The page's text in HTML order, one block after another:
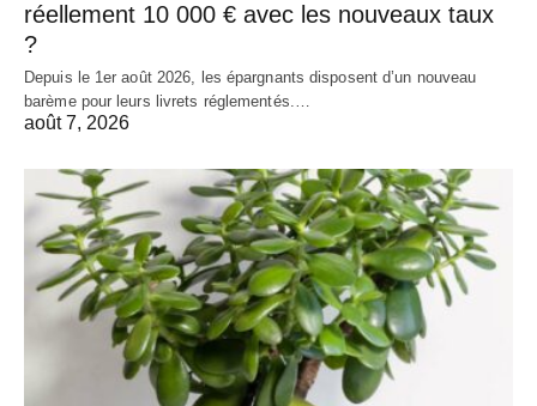
réellement 10 000 € avec les nouveaux taux
?
Depuis le 1er août 2026, les épargnants disposent d’un nouveau
barème pour leurs livrets réglementés.…
août 7, 2026